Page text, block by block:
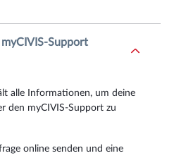
Support
alle Informationen, um deine
den myCIVIS-Support zu
online senden und eine